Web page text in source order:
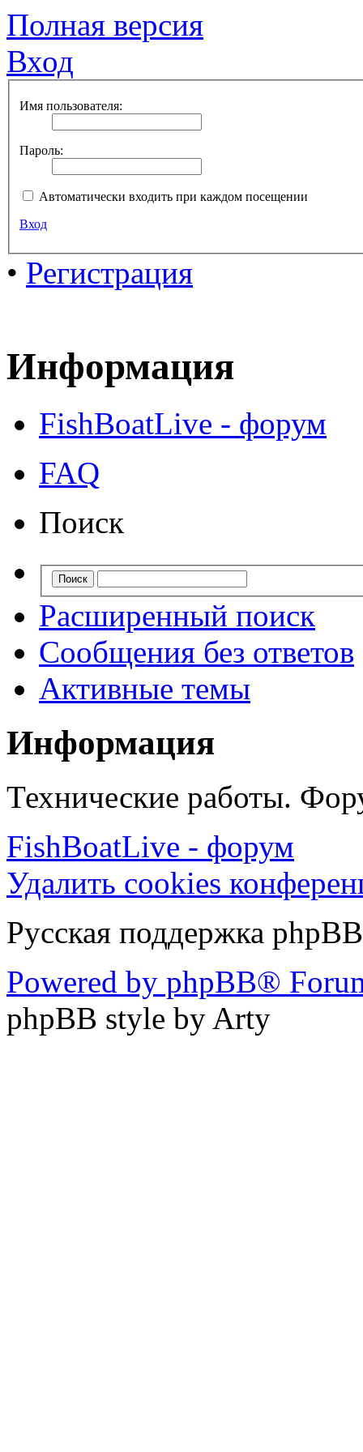
Полная версия
Вход
Имя пользователя:
Пароль:
Автоматически входить при каждом посещении
Вход
• Регистрация
Информация
FishBoatLive - форум
FAQ
Поиск
Расширенный поиск
Сообщения без ответов
Активные темы
Информация
Технические работы.
FishBoatLive - форум
Удалить cookies
Русская поддержка phpBB
Powered by phpBB®
phpBB style by Arty